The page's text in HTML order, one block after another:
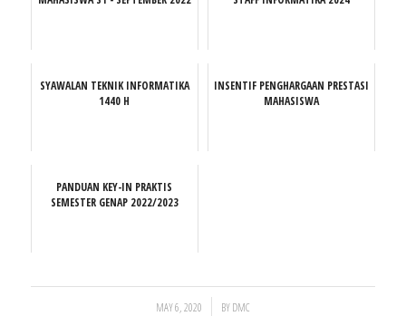
SYAWALAN TEKNIK INFORMATIKA
1440 H
INSENTIF PENGHARGAAN PRESTASI
MAHASISWA
PANDUAN KEY-IN PRAKTIS
SEMESTER GENAP 2022/2023
MAY 6, 2020 BYDMC